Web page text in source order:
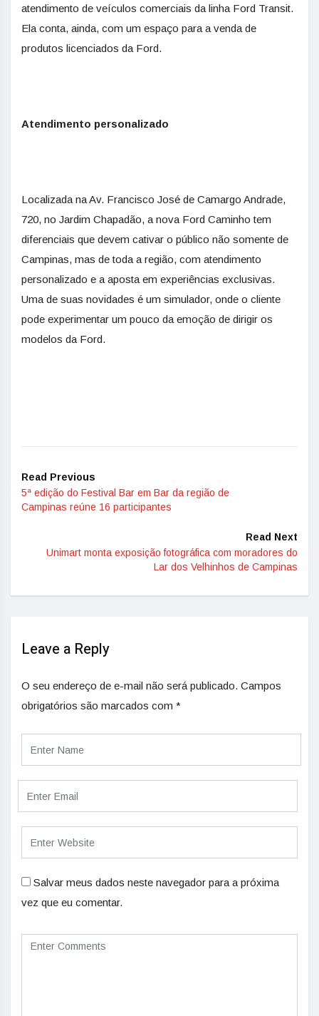
atendimento de veículos comerciais da linha Ford Transit.
Ela conta, ainda, com um espaço para a venda de
produtos licenciados da Ford.
Atendimento personalizado
Localizada na Av. Francisco José de Camargo Andrade,
720, no Jardim Chapadão, a nova Ford Caminho tem
diferenciais que devem cativar o público não somente de
Campinas, mas de toda a região, com atendimento
personalizado e a aposta em experiências exclusivas.
Uma de suas novidades é um simulador, onde o cliente
pode experimentar um pouco da emoção de dirigir os
modelos da Ford.
Read Previous
5ª edição do Festival Bar em Bar da região de
Campinas reúne 16 participantes
Read Next
Unimart monta exposição fotográfica com moradores do
Lar dos Velhinhos de Campinas
Leave a Reply
O seu endereço de e-mail não será publicado. Campos
obrigatórios são marcados com *
Salvar meus dados neste navegador para a próxima
vez que eu comentar.